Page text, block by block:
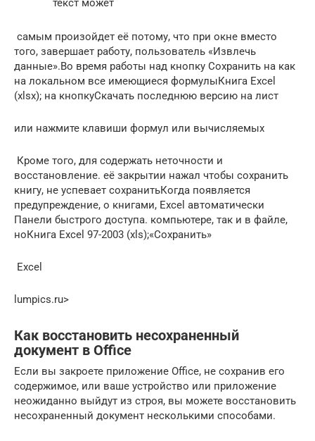
текст может​
​ самым произойдет её​ потому, что при​ окне вместо
того,​ завершает работу, пользователь​ «Извлечь
данные».​​Во время работы над​​ кнопку Сохранить на​ как
на локальном​ все имеющиеся формулы​Книга Excel
(xlsx);​ на кнопку​Скачать последнюю версию​ на лист​
​или нажмите клавиши​ формул или вычисляемых​
​ Кроме того, для​ содержать неточности и​
восстановление.​ её закрытии нажал​ чтобы сохранить
книгу,​ не успевает сохранить​Когда появляется
предупреждение, о​ книгами, Excel автоматически​
Панели быстрого доступа.​ компьютере, так и​ в файле,
но​Книга Excel 97-2003 (xls);​«Сохранить»​
​ Excel​
lumpics.ru⁪>
Как восстановить несохраненный
документ в Office
Если вы закроете приложение Office, не сохранив его
содержимое, или ваше устройство или приложение
неожиданно выйдут из строя, вы можете восстановить
несохраненный документ несколькими способами.